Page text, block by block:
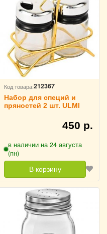
Код товара:212367
Набор для специй и
пряностей 2 шт. ULMI
450 р.
в наличии на 24 августа
(пн)
В корзину